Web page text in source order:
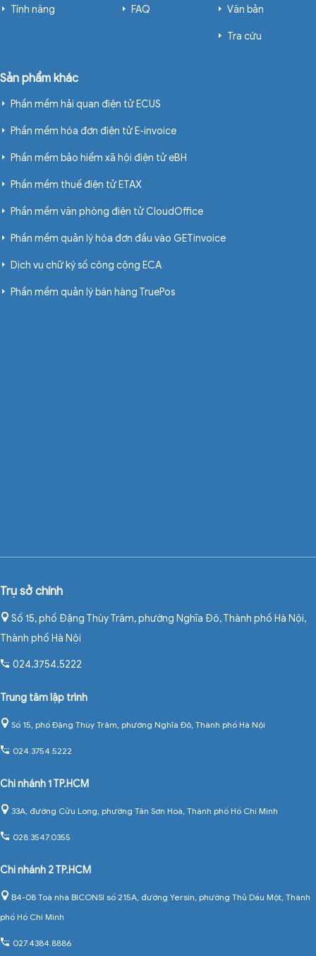
Tính năng FAQ Văn bản
Tra cứu
Sản phẩm khác
Phần mềm hải quan điện tử ECUS
Phần mềm hóa đơn điện tử E-invoice
Phần mềm bảo hiểm xã hội điện tử eBH
Phần mềm thuế điện tử ETAX
Phần mềm văn phòng điện tử CloudOffice
Phần mềm quản lý hóa đơn đầu vào GETinvoice
Dịch vụ chữ ký số công cộng ECA
Phần mềm quản lý bán hàng TruePos
Trụ sở chính
Số 15, phố Đặng Thùy Trâm, phường Nghĩa Đô, Thành phố Hà Nội,
Thành phố Hà Nội
024.3754.5222
Trung tâm lập trình
Số 15, phố Đặng Thùy Trâm, phường Nghĩa Đô, Thành phố Hà Nội
024.3754.5222
Chi nhánh 1 TP.HCM
33A, đường Cửu Long, phường Tân Sơn Hoà, Thành phố Hồ Chí Minh
028.3547.0355
Chi nhánh 2 TP.HCM
B4-08 Toà nhà BICONSI số 215A, đường Yersin, phường Thủ Dầu Một, Thành
phố Hồ Chí Minh
027.4384.8886